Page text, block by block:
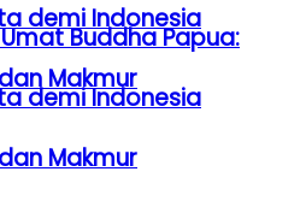
demi Indonesia
Makmur
Buddha Papua:
demi Indonesia
Makmur